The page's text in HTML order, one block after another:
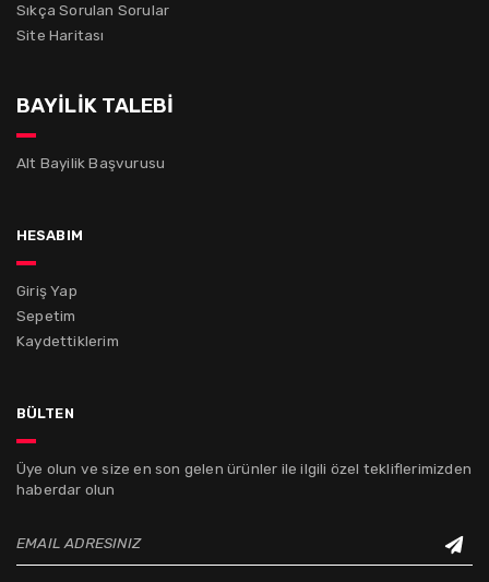
Sıkça Sorulan Sorular
Site Haritası
BAYİLİK TALEBİ
Alt Bayilik Başvurusu
hesabım
Giriş Yap
Sepetim
Kaydettiklerim
bülten
Üye olun ve size en son gelen ürünler ile ilgili özel tekliflerimizden
haberdar olun
EMAIL ADRESINIZ